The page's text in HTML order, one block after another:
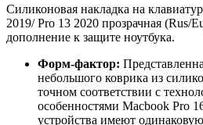
Силиконовая накладка на
2019/ Pro 13 2020 прозрачная (Rus/
дополнение к защите ноутбука.
Форм-фактор:
небольшого коврика из
точном соответствии с
особенностями Macbook Pro
устройства имеют